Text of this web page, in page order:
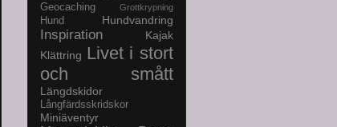
Geocaching Grottkrypning
Hund Hundvandring
Inspiration
Kajak
Klättring Livet i stort
och smått
Längdskidor
Långfärdsskridskor
Miniäventyr